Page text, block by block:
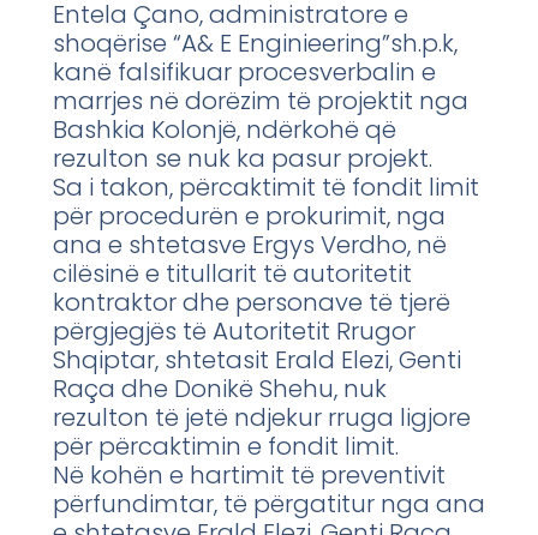
Entela Çano, administratore e
shoqërise “A& E Enginieering”sh.p.k,
kanë falsifikuar procesverbalin e
marrjes në dorëzim të projektit nga
Bashkia Kolonjë, ndërkohë që
rezulton se nuk ka pasur projekt.
Sa i takon, përcaktimit të fondit limit
për procedurën e prokurimit, nga
ana e shtetasve Ergys Verdho, në
cilësinë e titullarit të autoritetit
kontraktor dhe personave të tjerë
përgjegjës të Autoritetit Rrugor
Shqiptar, shtetasit Erald Elezi, Genti
Raça dhe Donikë Shehu, nuk
rezulton të jetë ndjekur rruga ligjore
për përcaktimin e fondit limit.
Në kohën e hartimit të preventivit
përfundimtar, të përgatitur nga ana